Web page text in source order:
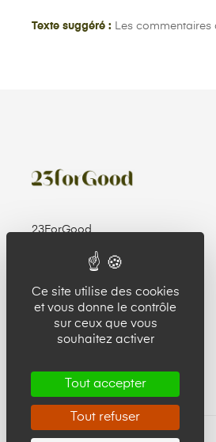
Texte suggéré : Les
23ForGood
32 rue de Paris
92100 Boulogne Billancourt
Ce site utilise des cookies
et vous donne le contrôle
sur ceux que vous
souhaitez activer
Tout accepter
Tout refuser